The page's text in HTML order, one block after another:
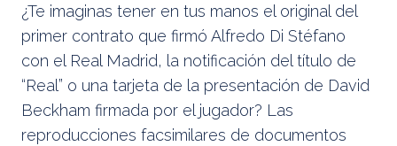
¿Te imaginas tener en tus manos el original del
primer contrato que firmó Alfredo Di Stéfano
con el Real Madrid, la notificación del título de
“Real” o una tarjeta de la presentación de David
Beckham firmada por el jugador? Las
reproducciones facsimilares de documentos